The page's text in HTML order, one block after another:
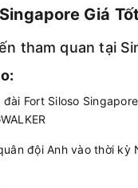
Giá
tham quan tại
đội Anh vào thời kỳ